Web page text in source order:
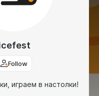
Follow
играем в настолки!